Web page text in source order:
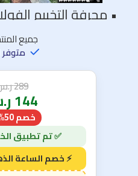
• مجرفة التخييم
جميع
متوفر
289
144
خصم 50% 🔥